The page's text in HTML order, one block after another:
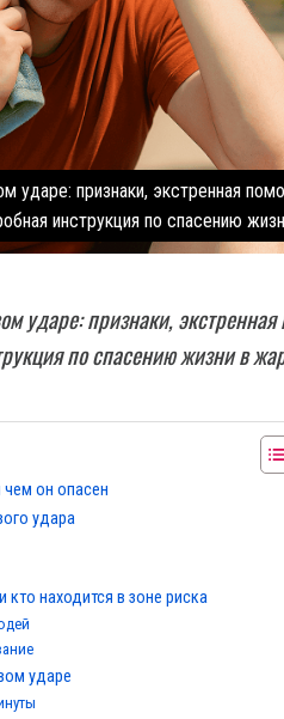
ударе: признаки, экстренная
инструкция по спасению
ударе: признаки,
по спасению жизни в
чем он опасен
удара
кто находится в зоне риска
ударе